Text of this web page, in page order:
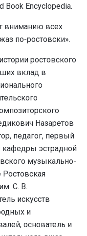
Book Encyclopedia.
вниманию всех
по-ростовски».
ростовского
вклад в
Назаретов
педагог, первый
кафедры эстрадной
музыкально-
Ростовская
С. В.
искусств
и
основатель и